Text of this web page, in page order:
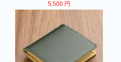
5,500 円